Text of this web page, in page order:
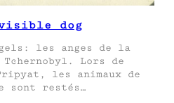
dog
les anges de la
Lors de
les animaux de
sont restés…